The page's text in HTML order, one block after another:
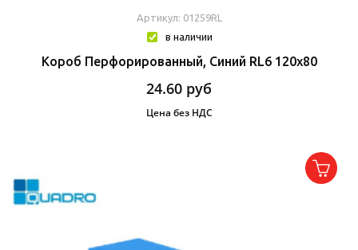
Артикул: 01259RL
в наличии
Короб Перфорированный, Синий RL6 120x80
24.60 руб
Цена без НДС